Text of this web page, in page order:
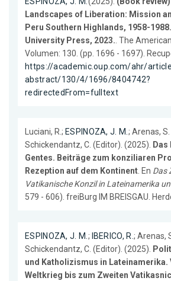
Landscapes of Liberation: Mission
Peru Southern Highlands, 1958-
University Press, 2023.. The
Volumen: 130. (pp. 1696 - 1697).
https://academic.oup.com/ahr/
abstract/130/4/1696/8404742?
redirectedFrom=fulltext
Luciani, R.; ESPINOZA, J. M.; Arenas,
Schickendantz, C. (Editor). (2025). Das
Gentes. Beiträge zum konziliaren
Rezeption auf dem Kontinent. En Das
Vatikanische Konzil in Lateinamerika
579 - 606). freiBurg IM BREISGAU.
ESPINOZA, J. M.; IBERICO, R.; Arenas,
Schickendantz, C. (Editor). (2025).
und Katholizismus in Lateinamerika.
Weltkrieg bis zum Zweiten